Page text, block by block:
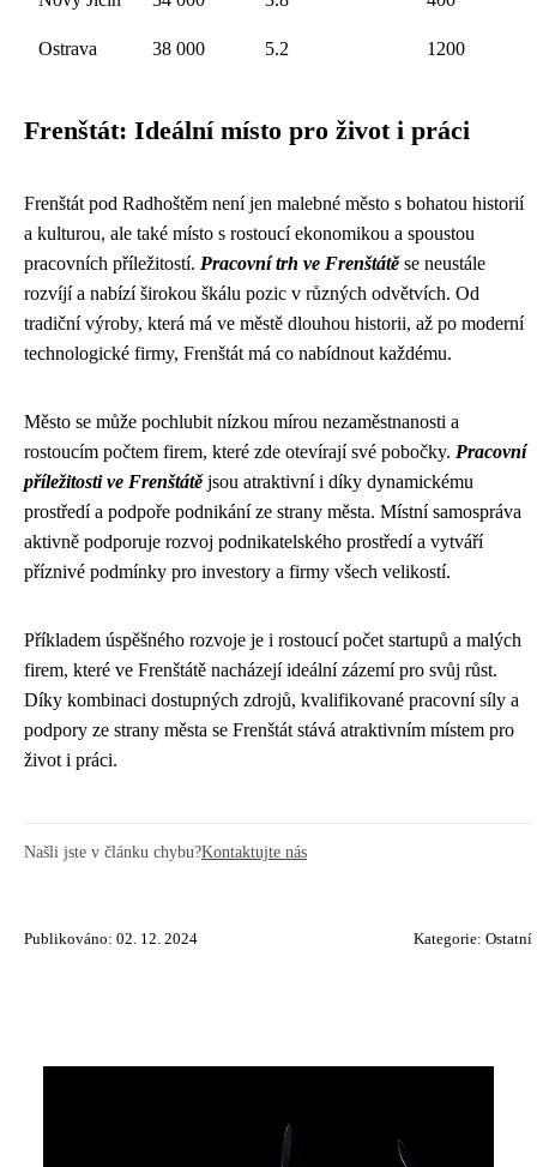
Ostrava 38 000 5.2 1200
Frenštát: Ideální místo pro život i práci
Frenštát pod Radhoštěm není jen malebné město s bohatou historií
a kulturou, ale také místo s rostoucí ekonomikou a spoustou
pracovních příležitostí. Pracovní trh ve Frenštátěse neustále
rozvíjí a nabízí širokou škálu pozic v různých odvětvích. Od
tradiční výroby, která má ve městě dlouhou historii, až po moderní
technologické firmy, Frenštát má co nabídnout každému.
Město se může pochlubit nízkou mírou nezaměstnanosti a
rostoucím počtem firem, které zde otevírají své pobočky. Pracovní
příležitosti ve Frenštátějsou atraktivní i díky dynamickému
prostředí a podpoře podnikání ze strany města. Místní samospráva
aktivně podporuje rozvoj podnikatelského prostředí a vytváří
příznivé podmínky pro investory a firmy všech velikostí.
Příkladem úspěšného rozvoje je i rostoucí počet startupů a malých
firem, které ve Frenštátě nacházejí ideální zázemí pro svůj růst.
Díky kombinaci dostupných zdrojů, kvalifikované pracovní síly a
podpory ze strany města se Frenštát stává atraktivním místem pro
život i práci.
Našli jste v článku chybu?Kontaktujte nás
Publikováno: 02. 12. 2024 Kategorie: Ostatní